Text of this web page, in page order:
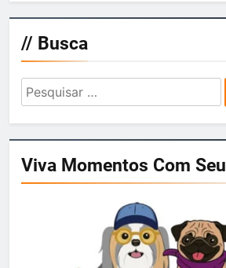
// Busca
Pesquisar
por:
Viva Momentos Com Seu